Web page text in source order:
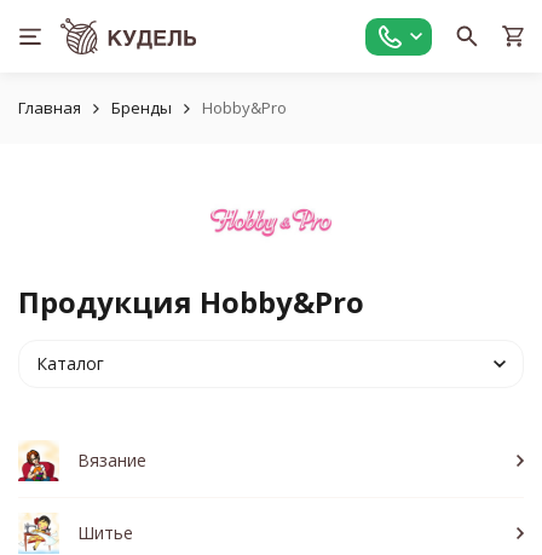
Главная Бренды Hobby&Pro
Продукция Hobby&Pro
Каталог
Вязание
Шитье